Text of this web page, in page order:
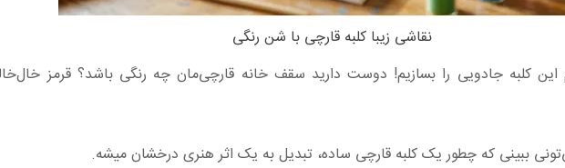
نقاشی زیبا کلبه قارچی با شن رنگی
این کلبه جادویی را بسازیم! دوست دارید سقف خانه قارچی‌مان چه رنگی باشد؟ قرمز
ببینی که چطور یک کلبه قارچی ساده، تبدیل به یک اثر هنری درخشان میشه.